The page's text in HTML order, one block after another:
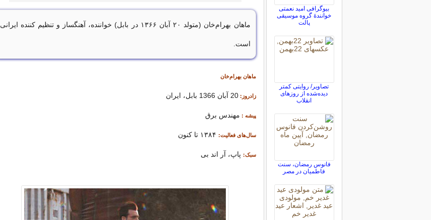
ماهان بهرام‌خان (متولد ۲۰ آبان ۱۳۶۶ در بابل) خواننده، آهنگساز و تنظیم کننده ایرانی
است.
ماهان بهرام‌خان
زادروز: 20 آبان 1366 بابل، ایران
پیشه : مهندس برق
سال‌های فعالیت: ۱۳۸۴ تا کنون
سبک: پاپ، آر اند بی
بیوگرافی امید نعمتی
خوانندهٔ گروه موسیقی
پالت
تصاویر/ روایتی کمتر
دیده‌شده از روزهای
انقلاب
فانوس رمضان، سنت
فاطميان در مصر